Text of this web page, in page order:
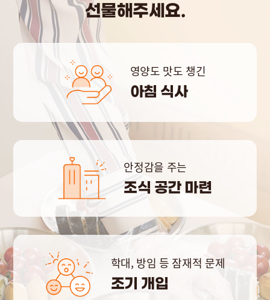
선물해주세요.
영양도 맛도 챙긴
아침 식사
안정감을 주는
조식 공간 마련
학대, 방임 등 잠재적 문제
조기 개입